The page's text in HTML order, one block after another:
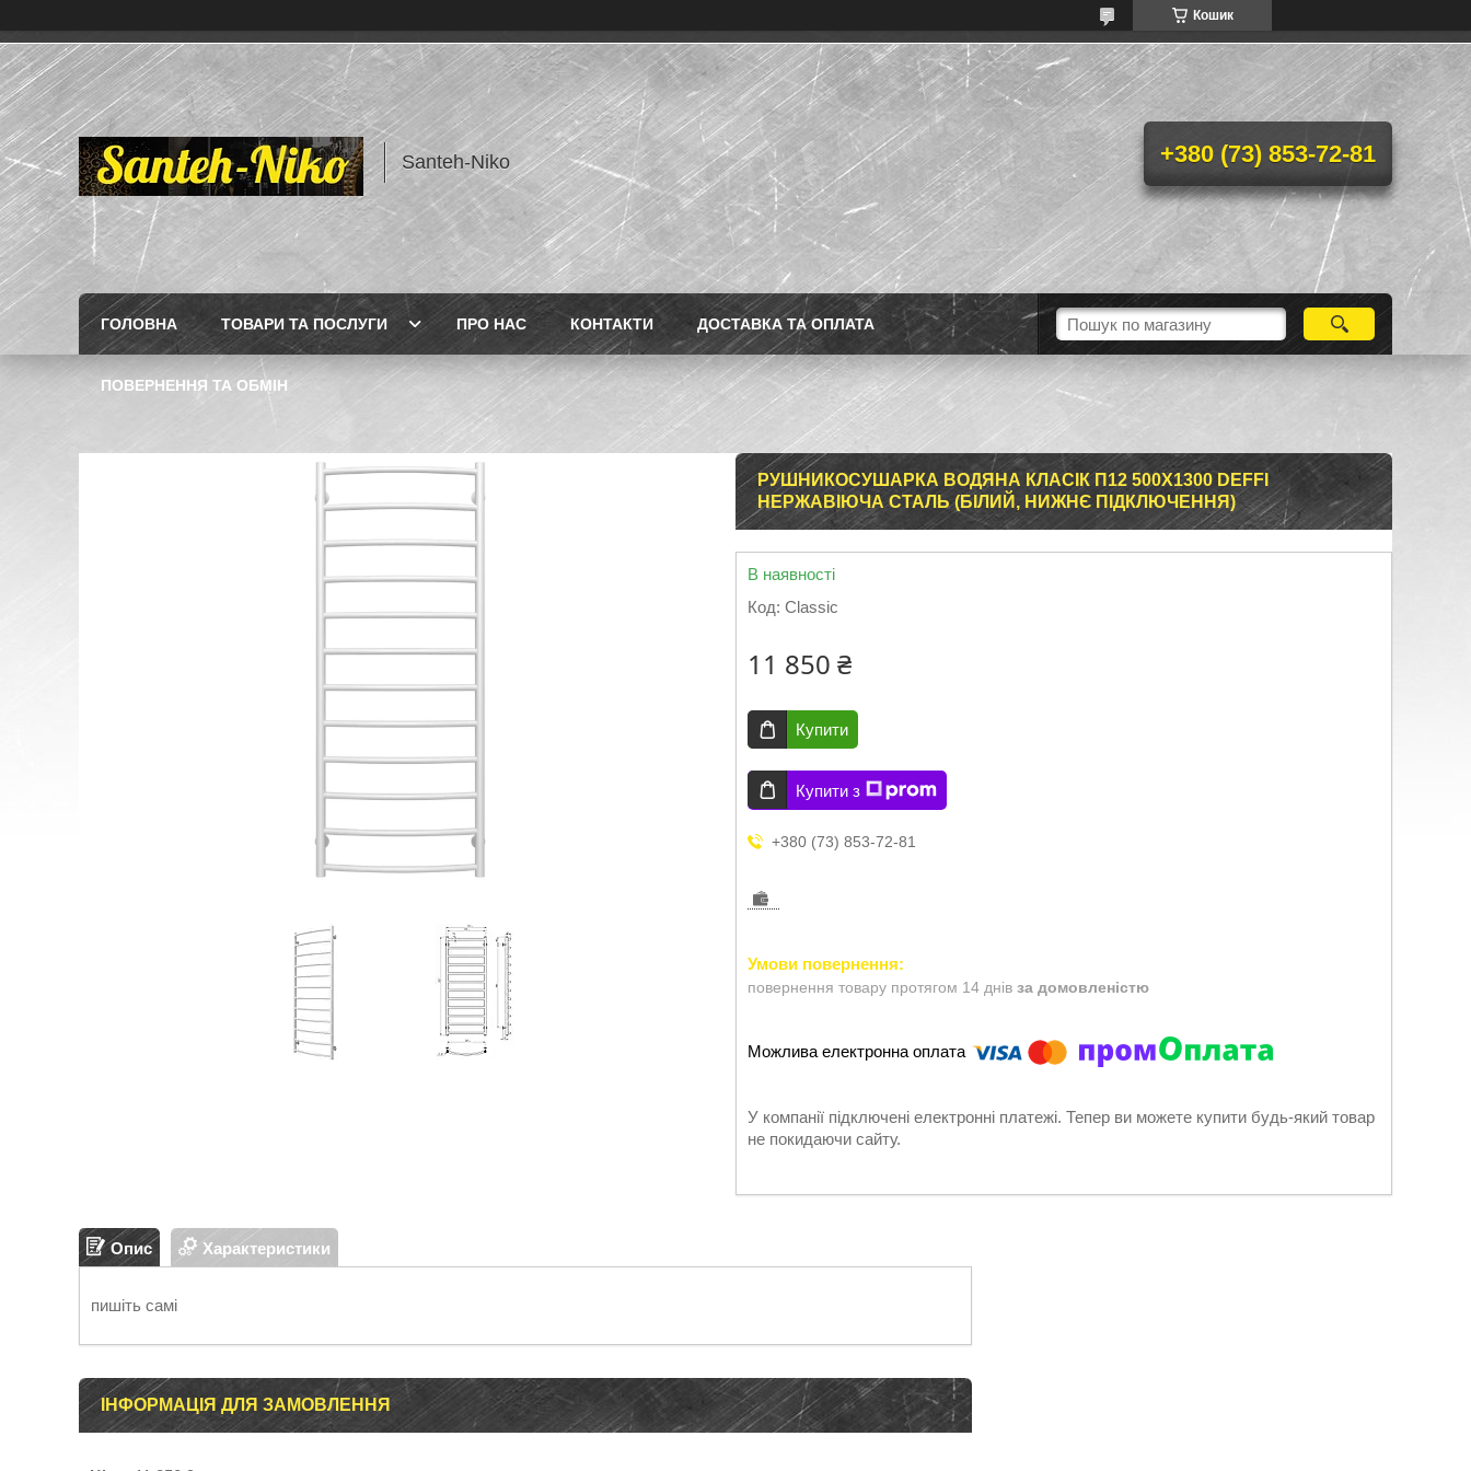
Кошик
Santeh-Niko +380 (73) 853-72-81
ГОЛОВНА ТОВАРИ ТА ПОСЛУГИ ПРО НАС КОНТАКТИ ДОСТАВКА ТА ОПЛАТА
ПОВЕРНЕННЯ ТА ОБМІН
РУШНИКОСУШАРКА ВОДЯНА КЛАСІК П12 500Х1300 DEFFI
НЕРЖАВІЮЧА СТАЛЬ (БІЛИЙ, НИЖНЄ ПІДКЛЮЧЕННЯ)
В наявності
Код: Classic
11 850 ₴
Купити
Купити з
+380 (73) 853-72-81
повернення товару протягом 14 днів за домовленістю
У компанії підключені електронні платежі. Тепер ви можете купити будь-який товар
не покидаючи сайту.
Опис Характеристики
пишіть самі
ІНФОРМАЦІЯ ДЛЯ ЗАМОВЛЕННЯ